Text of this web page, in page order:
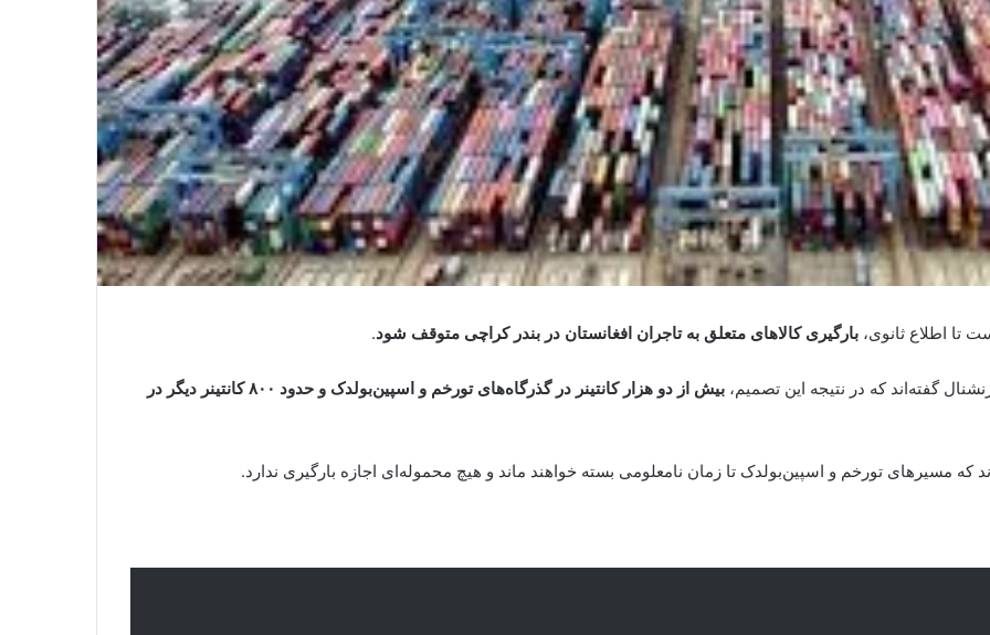
تا اطلاع ثانوی، بارگیری کالاهای متعلق به تاجران افغانستان در بندر کراچی متوقف شود.
بیش از دو هزار کانتینر در گذرگاه‌های تورخم و اسپین‌بولدک و حدود ۸۰۰ کانتینر دیگر در
که مسیرهای تورخم و اسپین‌بولدک تا زمان نامعلومی بسته خواهند ماند و هیچ محموله‌ای اجازه بارگیری ندارد.